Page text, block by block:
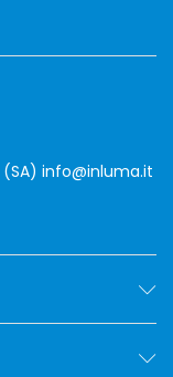
info@inluma.it